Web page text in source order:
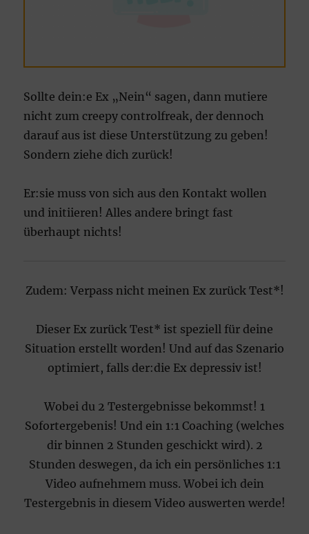
Sollte dein:e Ex „Nein“ sagen, dann mutiere
nicht zum creepy controlfreak, der dennoch
darauf aus ist diese Unterstützung zu geben!
Sondern ziehe dich zurück!
Er:sie muss von sich aus den Kontakt wollen
und initiieren! Alles andere bringt fast
überhaupt nichts!
Zudem: Verpass nicht meinen Ex zurück Test*!
Dieser Ex zurück Test* ist speziell für deine
Situation erstellt worden! Und auf das Szenario
optimiert, falls der:die Ex depressiv ist!
Wobei du 2 Testergebnisse bekommst! 1
Sofortergebenis! Und ein 1:1 Coaching (welches
dir binnen 2 Stunden geschickt wird). 2
Stunden deswegen, da ich ein persönliches 1:1
Video aufnehmem muss. Wobei ich dein
Testergebnis in diesem Video auswerten werde!